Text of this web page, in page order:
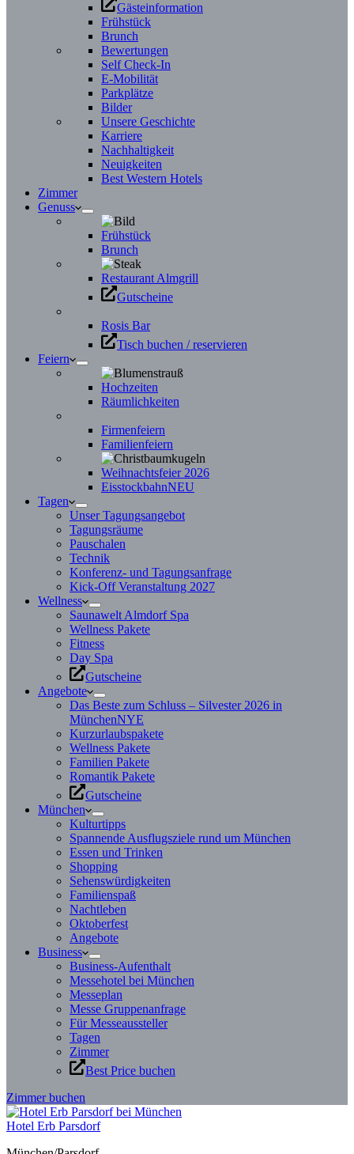
Gästeinformation
Frühstück
Brunch
Bewertungen
Self Check-In
E-Mobilität
Parkplätze
Bilder
Unsere Geschichte
Karriere
Nachhaltigkeit
Neuigkeiten
Best Western Hotels
Zimmer
Genuss
Frühstück
Brunch
Restaurant Almgrill
Gutscheine
Rosis Bar
Tisch buchen / reservieren
Feiern
Hochzeiten
Räumlichkeiten
Firmenfeiern
Familienfeiern
Weihnachtsfeier 2026
EisstockbahnNEU
Tagen
Unser Tagungsangebot
Tagungsräume
Pauschalen
Technik
Konferenz- und Tagungsanfrage
Kick-Off Veranstaltung 2027
Wellness
Saunawelt Almdorf Spa
Wellness Pakete
Fitness
Day Spa
Gutscheine
Angebote
Das Beste zum Schluss – Silvester 2026 in
MünchenNYE
Kurzurlaubspakete
Wellness Pakete
Familien Pakete
Romantik Pakete
Gutscheine
München
Kulturtipps
Spannende Ausflugsziele rund um München
Essen und Trinken
Shopping
Sehenswürdigkeiten
Familienspaß
Nachtleben
Oktoberfest
Angebote
Business
Business-Aufenthalt
Messehotel bei München
Messeplan
Messe Gruppenanfrage
Für Messeaussteller
Tagen
Zimmer
Best Price buchen
Zimmer buchen
Hotel Erb Parsdorf